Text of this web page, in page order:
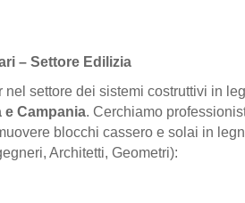
– Settore Edilizia
nel settore dei sistemi costruttivi in
e Campania. Cerchiamo
blocchi cassero e solai in
Architetti, Geometri):